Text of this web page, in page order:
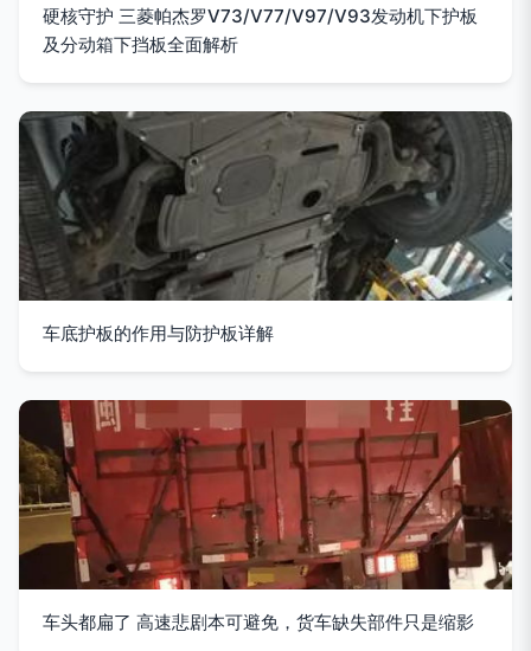
硬核守护 三菱帕杰罗V73/V77/V97/V93发动机下护板
及分动箱下挡板全面解析
车底护板的作用与防护板详解
车头都扁了 高速悲剧本可避免，货车缺失部件只是缩影